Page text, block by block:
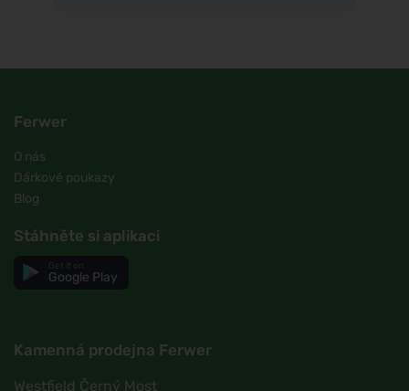
Ferwer
O nás
Dárkové poukazy
Blog
Stáhněte si aplikaci
Google Play
Kamenná prodejna Ferwer
Westfield Černý Most